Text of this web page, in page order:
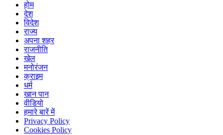
होम
देश
विदेश
राज्य
अपना शहर
राजनीति
खेल
मनोरंजन
क्राइम
धर्म
खान पान
वीडियो
हमारे बारें में
Privacy Policy
Cookies Policy